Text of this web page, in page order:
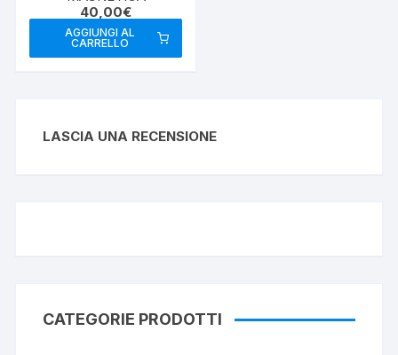
40,00€
AGGIUNGI AL
CARRELLO
LASCIA UNA RECENSIONE
CATEGORIE PRODOTTI